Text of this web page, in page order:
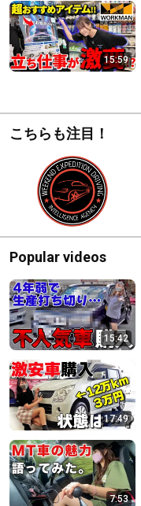
15:59
こちらも注目！
Popular videos
15:42
17:49
7:53